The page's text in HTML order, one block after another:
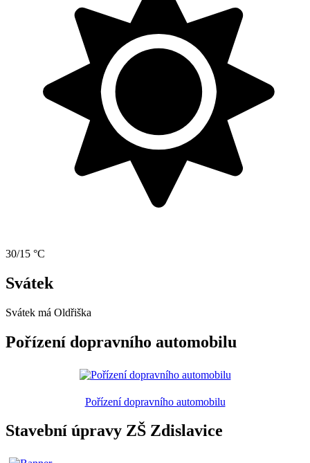
30/15 °C
Svátek
Svátek má Oldřiška
Pořízení dopravního automobilu
Pořízení dopravního automobilu
Stavební úpravy ZŠ Zdislavice